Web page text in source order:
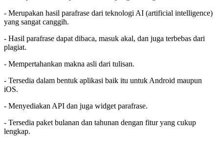
- Merupakan hasil parafrase dari teknologi AI (artificial intelligence)
yang sangat canggih.
- Hasil parafrase dapat dibaca, masuk akal, dan juga terbebas dari
plagiat.
- Mempertahankan makna asli dari tulisan.
- Tersedia dalam bentuk aplikasi baik itu untuk Android maupun
iOS.
- Menyediakan API dan juga widget parafrase.
- Tersedia paket bulanan dan tahunan dengan fitur yang cukup
lengkap.